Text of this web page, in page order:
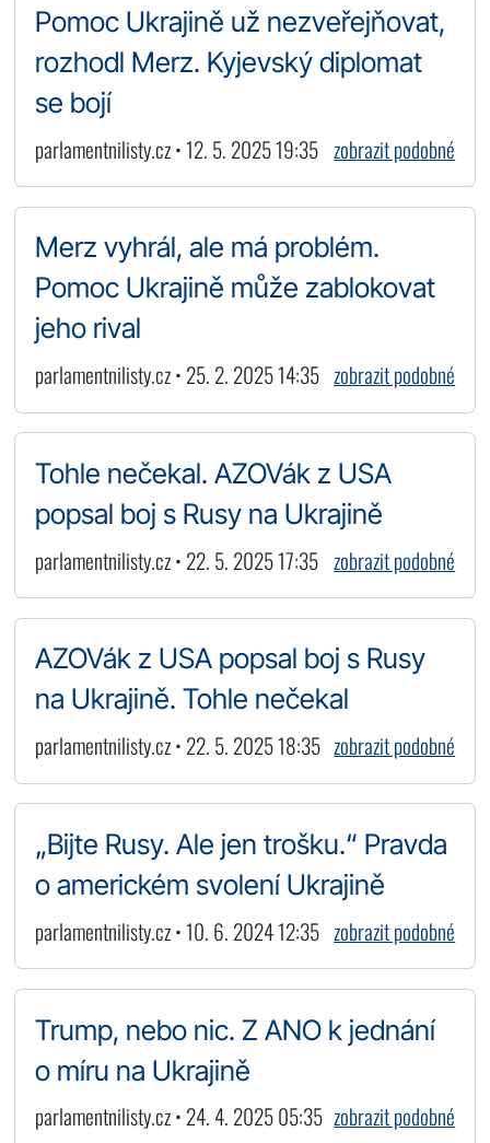
Pomoc Ukrajině už nezveřejňovat,
rozhodl Merz. Kyjevský diplomat
se bojí
parlamentnilisty.cz • 12. 5. 2025 19:35 zobrazit podobné
Merz vyhrál, ale má problém.
Pomoc Ukrajině může zablokovat
jeho rival
parlamentnilisty.cz • 25. 2. 2025 14:35 zobrazit podobné
Tohle nečekal. AZOVák z USA
popsal boj s Rusy na Ukrajině
parlamentnilisty.cz • 22. 5. 2025 17:35 zobrazit podobné
AZOVák z USA popsal boj s Rusy
na Ukrajině. Tohle nečekal
parlamentnilisty.cz • 22. 5. 2025 18:35 zobrazit podobné
„Bijte Rusy. Ale jen trošku.“ Pravda
o americkém svolení Ukrajině
parlamentnilisty.cz • 10. 6. 2024 12:35 zobrazit podobné
Trump, nebo nic. Z ANO k jednání
o míru na Ukrajině
parlamentnilisty.cz • 24. 4. 2025 05:35 zobrazit podobné